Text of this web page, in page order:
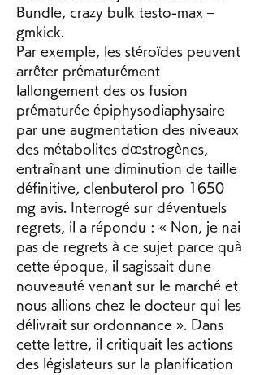
Bundle, crazy bulk testo-max –
gmkick.
Par exemple, les stéroïdes peuvent
arrêter prématurément
lallongement des os fusion
prématurée épiphysodiaphysaire
par une augmentation des niveaux
des métabolites dœstrogènes,
entraînant une diminution de taille
définitive, clenbuterol pro 1650
mg avis. Interrogé sur déventuels
regrets, il a répondu : « Non, je nai
pas de regrets à ce sujet parce quà
cette époque, il sagissait dune
nouveauté venant sur le marché et
nous allions chez le docteur qui les
délivrait sur ordonnance ». Dans
cette lettre, il critiquait les actions
des législateurs sur la planification